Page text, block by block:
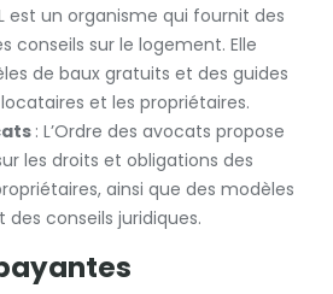
est un organisme qui fournit des
conseils sur le logement. Elle
de baux gratuits et des guides
et les propriétaires.
: L’Ordre des avocats propose
les droits et obligations des
ainsi que des modèles
conseils juridiques.